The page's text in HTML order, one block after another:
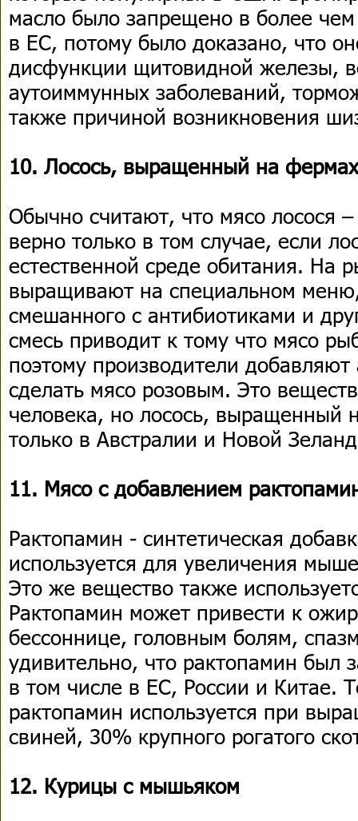
масло было запрещено в более
в ЕС, потому было доказано, что
дисфункции щитовидной железы,
аутоиммунных заболеваний,
также причиной возникновения
10. Лосось, выращенный на фермах
Обычно считают, что мясо лосося
верно только в том случае, если
естественной среде обитания. На
выращивают на специальном
смешанного с антибиотиками и
смесь приводит к тому что мясо
поэтому производители добавляют
сделать мясо розовым. Это
человека, но лосось, выращенный
только в Австралии и Новой
11. Мясо с добавлением
Рактопамин - синтетическая
используется для увеличения
Это же вещество также
Рактопамин может привести к
бессоннице, головным болям,
удивительно, что рактопамин был
в том числе в ЕС, России и
рактопамин используется при
свиней, 30% крупного рогатого
12. Курицы с мышьяком